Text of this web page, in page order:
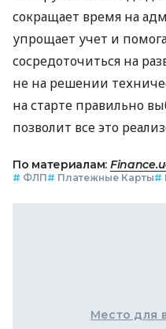
сокращает время на
упрощает учет и
сосредоточиться на
не на решении
на старте правильно
позволит все это
По материалам:
# ФЛП# Платежные Карты#
Место для